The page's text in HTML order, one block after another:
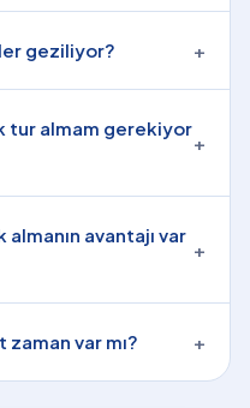
geziliyor? +
tur almam gerekiyor
+
avantajı var
+
var mı? +